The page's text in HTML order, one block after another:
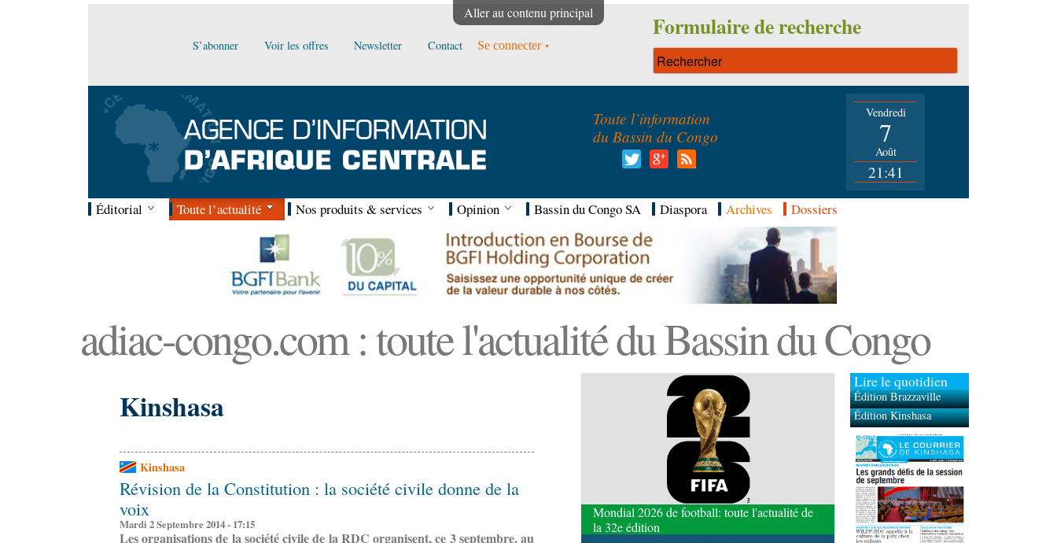
Aller au contenu principal
S’abonner Voir les offres Newsletter Contact Se connecter
Formulaire de recherche
Toute l’information
du Bassin du Congo
Vendredi
7
Août
21:41
Éditorial Toute l’actualité Nos produits & services Opinion Bassin du Congo SA Diaspora Archives Dossiers
adiac-congo.com : toute l'actualité du Bassin du Congo
Kinshasa
Kinshasa
Révision de la Constitution : la société civile donne de la
voix
Mardi 2 Septembre 2014 - 17:15
Les organisations de la société civile de la RDC organisent, ce 3 septembre, au
Mondial 2026 de football: toute l'actualité de
la 32e édition
Lire le quotidien
Édition Brazzaville
Édition Kinshasa